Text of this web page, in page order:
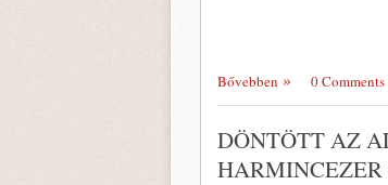
Bővebben 0 Comments
DÖNTÖTT AZ